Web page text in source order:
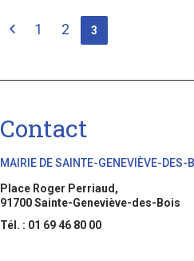
1 2 3
Contact
MAIRIE DE SAINTE-GENEVIÈVE-DES-
Place Roger Perriaud,
91700 Sainte-Geneviève-des-Bois
Tél. : 01 69 46 80 00